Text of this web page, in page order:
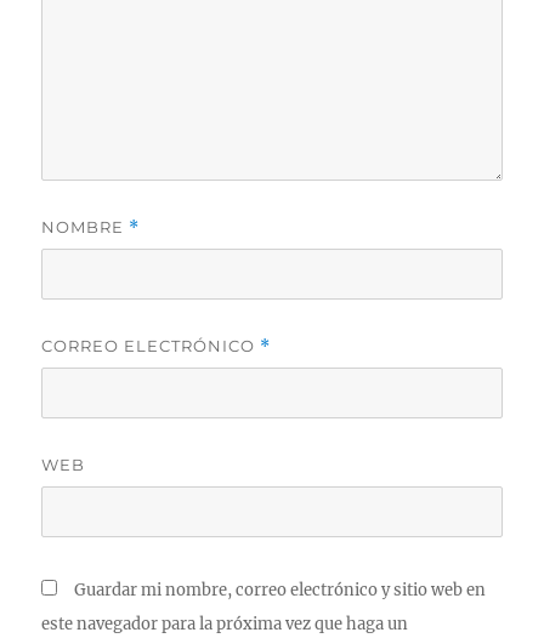
NOMBRE *
CORREO ELECTRÓNICO *
WEB
Guardar mi nombre, correo electrónico y sitio web en
este navegador para la próxima vez que haga un